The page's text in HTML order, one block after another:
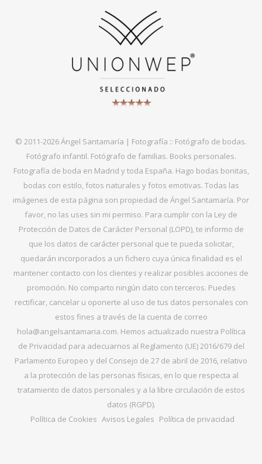
© 2011-2026 Ángel Santamaría | Fotografía :: Fotógrafo de bodas.
Fotógrafo infantil. Fotógrafo de familias. Books personales.
Fotografía de boda en Madrid y toda España. Hago bodas bonitas,
bodas con estilo, fotos naturales y fotos emotivas. Todas las
imágenes de esta página son propiedad de Ángel Santamaría. Por
favor, no las uses sin mi permiso. Para cumplir con la Ley de
Protección de Datos de Carácter Personal (LOPD), te informo de
que los datos de carácter personal que te pueda solicitar,
quedarán incorporados a un fichero cuya única finalidad es el
mantener contacto con los clientes y realizar posibles acciones de
promoción. No comparto ningún dato con terceros. Puedes
rectificar, cancelar u oponerte al uso de tus datos personales con
estos fines a través de la cuenta de correo
hola@angelsantamaria.com. Hemos actualizado nuestra Política
de Privacidad para adecuarnos al Reglamento (UE) 2016/679 del
Parlamento Europeo y del Consejo de 27 de abril de 2016, relativo
a la protección de las personas físicas, en lo que respecta al
tratamiento de datos personales y a la libre circulación de estos
datos (RGPD).
Política de Cookies Avisos Legales Política de privacidad